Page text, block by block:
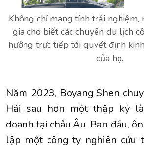
Không chỉ mang tính trải nghiệm,
gia cho biết các chuyến du lịch
hưởng trực tiếp tới quyết định
của họ.
Năm 2023, Boyang Shen
Hải sau hơn một thập kỷ
doanh tại châu Âu. Ban đầu,
lập một công ty nghiên cứu